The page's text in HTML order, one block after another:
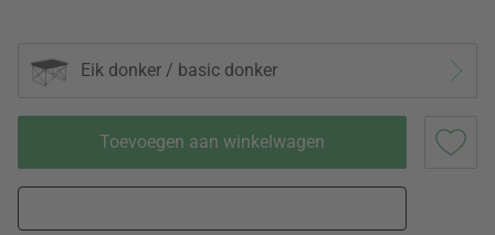
Eik donker / basic donker
Toevoegen aan winkelwagen